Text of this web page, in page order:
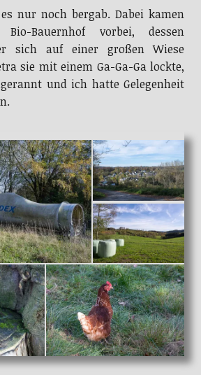
nur noch bergab. Dabei kamen
Bauernhof vorbei, dessen
sich auf einer großen Wiese
sie mit einem Ga-Ga-Ga lockte,
und ich hatte Gelegenheit